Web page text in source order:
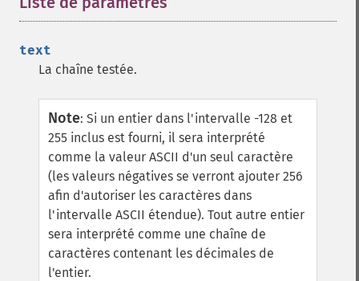
text
La chaîne testée.
Note: Si un entier dans l'intervalle -128 et
255 inclus est fourni, il sera interprété
comme la valeur ASCII d'un seul caractère
(les valeurs négatives se verront ajouter 256
afin d'autoriser les caractères dans
l'intervalle ASCII étendue). Tout autre entier
sera interprété comme une chaîne de
caractères contenant les décimales de
l'entier.